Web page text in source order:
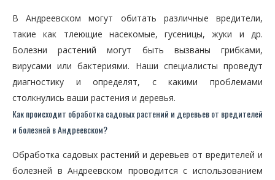
В Андреевском могут обитать различные вредители,
такие как тлеющие насекомые, гусеницы, жуки и др.
Болезни растений могут быть вызваны грибками,
вирусами или бактериями. Наши специалисты проведут
диагностику и определят, с какими проблемами
столкнулись ваши растения и деревья.
Как происходит обработка садовых растений и деревьев от вредителей
и болезней в Андреевском?
Обработка садовых растений и деревьев от вредителей и
болезней в Андреевском проводится с использованием